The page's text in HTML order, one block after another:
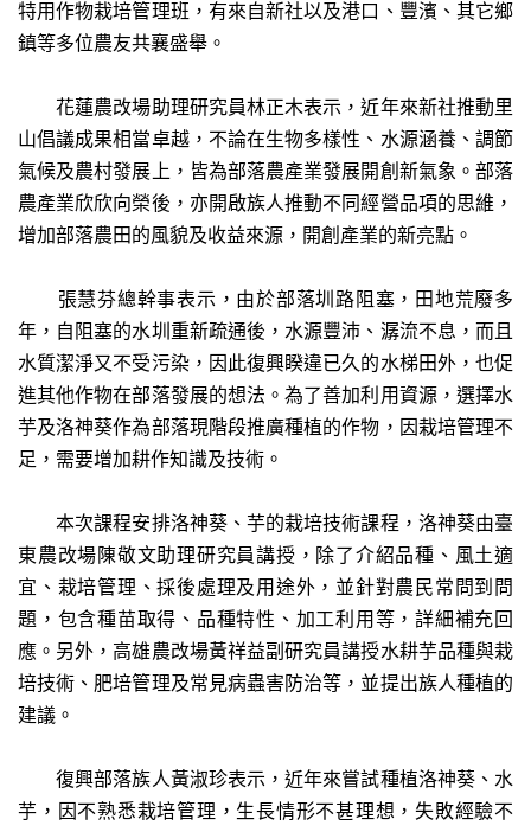
特用作物栽培管理班，有來自新社以及港口、豐濱、其它鄉
鎮等多位農友共襄盛舉。
花蓮農改場助理研究員林正木表示，近年來新社推動里
山倡議成果相當卓越，不論在生物多樣性、水源涵養、調節
氣候及農村發展上，皆為部落農產業發展開創新氣象。部落
農產業欣欣向榮後，亦開啟族人推動不同經營品項的思維，
增加部落農田的風貌及收益來源，開創產業的新亮點。
張慧芬總幹事表示，由於部落圳路阻塞，田地荒廢多
年，自阻塞的水圳重新疏通後，水源豐沛、潺流不息，而且
水質潔淨又不受污染，因此復興睽違已久的水梯田外，也促
進其他作物在部落發展的想法。為了善加利用資源，選擇水
芋及洛神葵作為部落現階段推廣種植的作物，因栽培管理不
足，需要增加耕作知識及技術。
本次課程安排洛神葵、芋的栽培技術課程，洛神葵由臺
東農改場陳敬文助理研究員講授，除了介紹品種、風土適
宜、栽培管理、採後處理及用途外，並針對農民常問到問
題，包含種苗取得、品種特性、加工利用等，詳細補充回
應。另外，高雄農改場黃祥益副研究員講授水耕芋品種與栽
培技術、肥培管理及常見病蟲害防治等，並提出族人種植的
建議。
復興部落族人黃淑珍表示，近年來嘗試種植洛神葵、水
芋，因不熟悉栽培管理，生長情形不甚理想，失敗經驗不